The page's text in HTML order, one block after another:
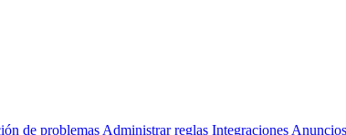
de problemas Administrar reglas Integraciones Anuncios